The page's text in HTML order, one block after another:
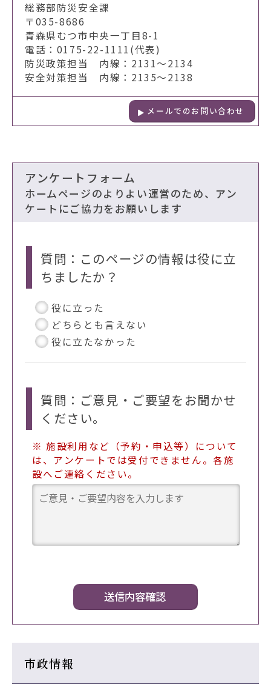
総務部防災安全課
〒035-8686
青森県むつ市中央一丁目8-1
電話：0175-22-1111(代表)
防災政策担当 内線：2131～2134
安全対策担当 内線：2135～2138
メールでのお問い合わせ
アンケートフォーム
ホームページのよりよい運営のため、アン
ケートにご協力をお願いします
質問：このページの情報は役に立
ちましたか？
役に立った
どちらとも言えない
役に立たなかった
質問：ご意見・ご要望をお聞かせ
ください。
※ 施設利用など（予約・申込等）について
は、アンケートでは受付できません。各施
設へご連絡ください。
市政情報